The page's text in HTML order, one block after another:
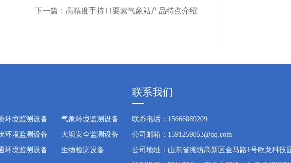
下一篇： 高精度手持11要素气象站产品特点介绍
环境监测设备
气象环境监测设备
环境监测设备
大坝安全监测设备
环境监测设备
生物检测设备
联系我们
联系电话：15666889209
公司邮箱：1591259053@qq.com
公司地址：山东省潍坊高新区金马路1号欧龙科技